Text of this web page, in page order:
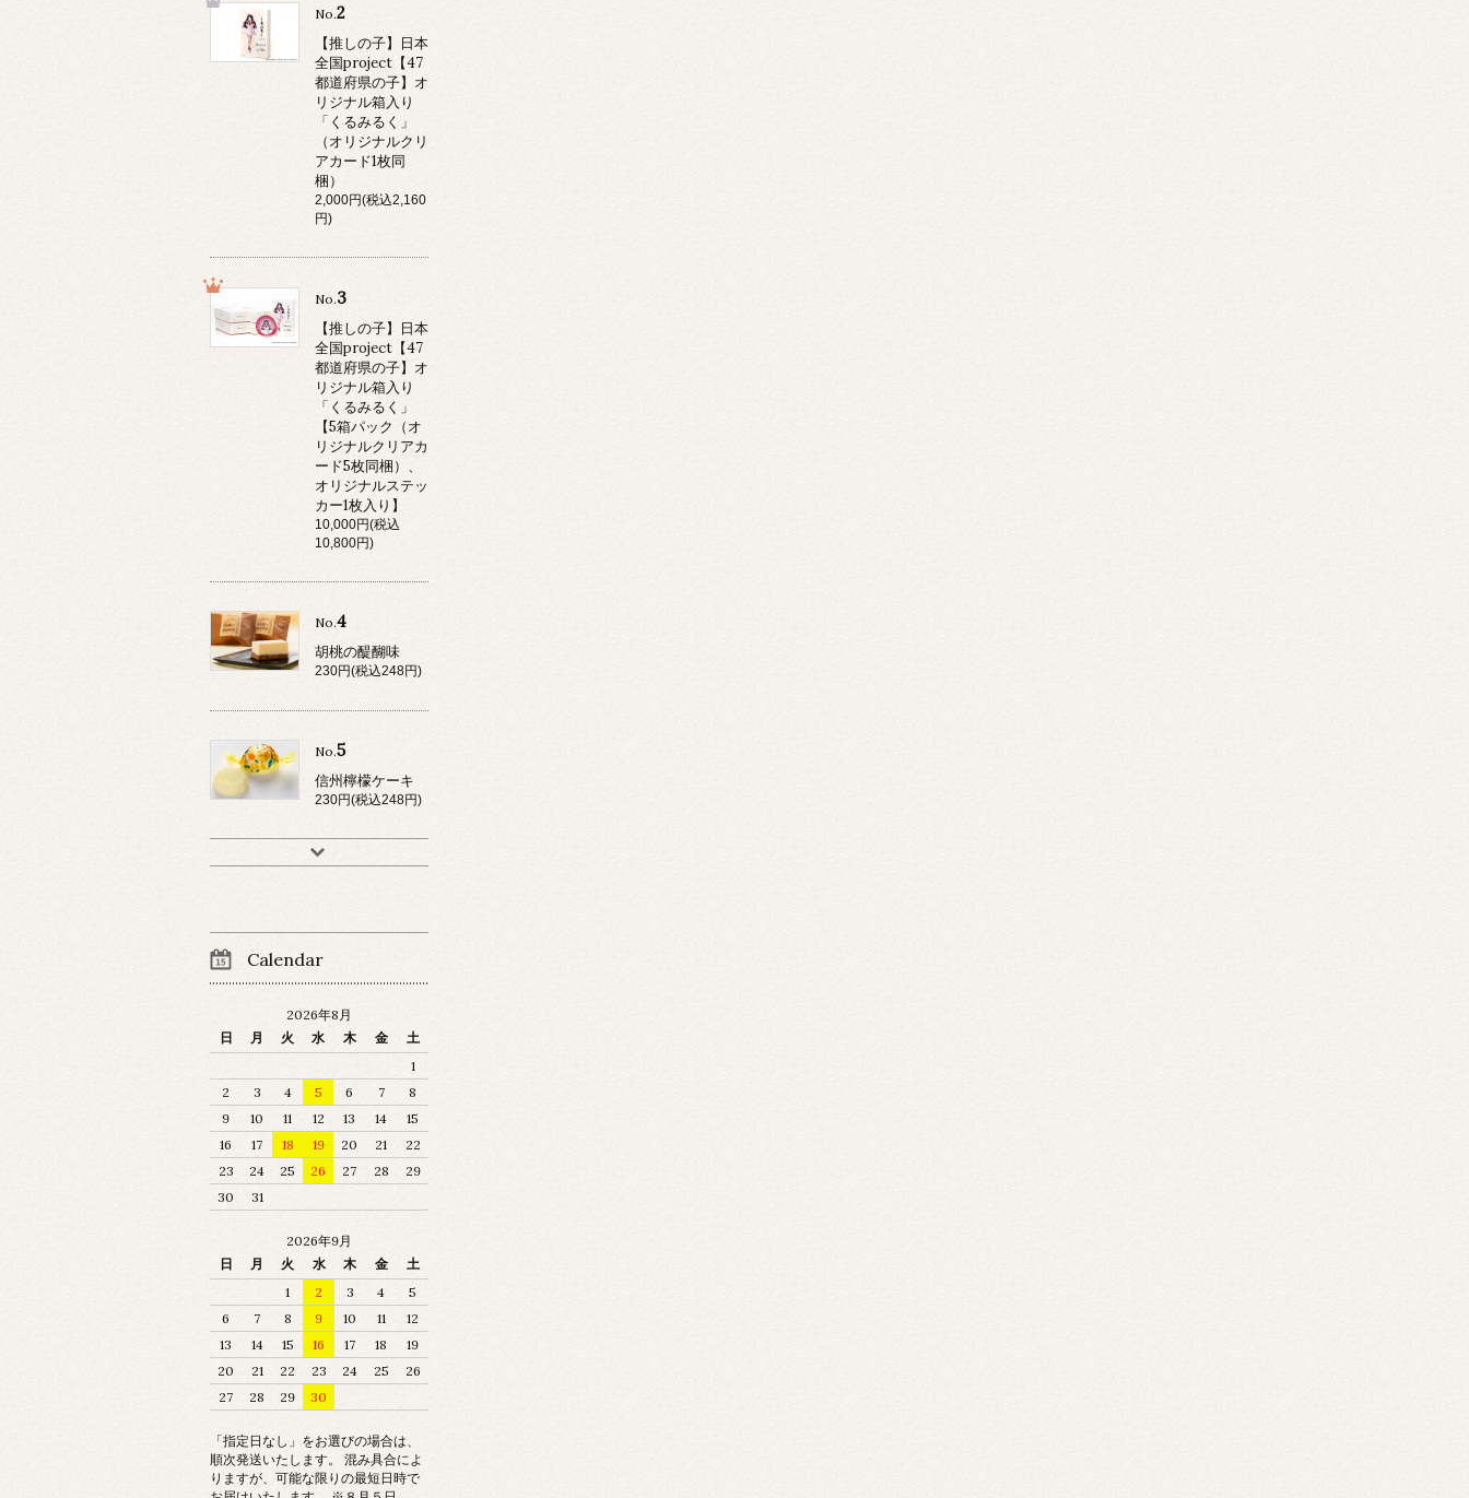
No.2
【推しの子】日本
全国project【47
都道府県の子】オ
リジナル箱入り
「くるみるく」
（オリジナルクリ
アカード1枚同
梱）
2,000円(税込2,160
円)
No.3
【推しの子】日本
全国project【47
都道府県の子】オ
リジナル箱入り
「くるみるく」
【5箱パック（オ
リジナルクリアカ
ード5枚同梱）、
オリジナルステッ
カー1枚入り】
10,000円(税込
10,800円)
No.4
胡桃の醍醐味
230円(税込248円)
No.5
信州檸檬ケーキ
230円(税込248円)
Calendar
2026年8月
日
月 火 水 木 金
土
1
2
3 4 5 6 7
8
9
10 11 12 13 14
15
16
17 18 19 20 21
22
23
24 25 26 27 28
29
30
31
2026年9月
日
月 火 水 木 金
土
1
2 3 4
5
6
7 8 9 10 11
12
13
14 15 16 17 18
19
20
21 22 23 24 25
26
27
28 29 30
「指定日なし」をお選びの場合は、
順次発送いたします。 混み具合によ
りますが、可能な限りの最短日時で